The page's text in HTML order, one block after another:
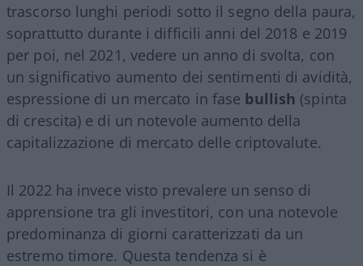
trascorso lunghi periodi sotto il segno della paura,
soprattutto durante i difficili anni del 2018 e 2019
per poi, nel 2021, vedere un anno di svolta, con
un significativo aumento dei sentimenti di avidità,
espressione di un mercato in fase bullish (spinta
di crescita) e di un notevole aumento della
capitalizzazione di mercato delle criptovalute.
Il 2022 ha invece visto prevalere un senso di
apprensione tra gli investitori, con una notevole
predominanza di giorni caratterizzati da un
estremo timore. Questa tendenza si è